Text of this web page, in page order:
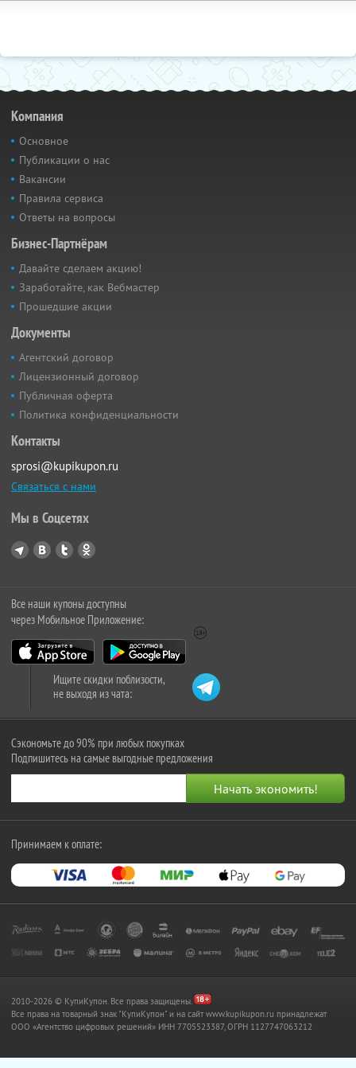
Компания
Основное
Публикации о нас
Вакансии
Правила сервиса
Ответы на вопросы
Бизнес-Партнёрам
Давайте сделаем акцию!
Заработайте, как Вебмастер
Прошедшие акции
Документы
Агентский договор
Лицензионный договор
Публичная оферта
Политика конфиденциальности
Контакты
sprosi@kupikupon.ru
Связаться с нами
Мы в Соцсетях
Все наши купоны доступны
через Мобильное Приложение:
Ищите скидки поблизости,
не выходя из чата:
Сэкономьте до 90% при любых покупках
Подпишитесь на самые выгодные предложения
Принимаем к оплате:
2010-2026 © КупиКупон. Все права защищены.
Все права на товарный знак "КупиКупон" и на сайт www.kupikupon.ru принадлежат
OOO «Агентство цифровых решений» ИНН 7705523387, ОГРН 1127747063212